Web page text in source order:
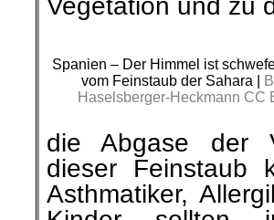
vom Feinstaub der Sahara |
Haselsberger-Heckmann CC
die Abgase der
dieser Feinstaub
Asthmatiker,
Kinder sollten